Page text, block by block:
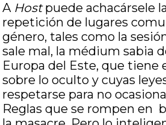
A Hostpuede achacársele
repetición de lugares
género, tales como la
sale mal, la médium sabia
Europa del Este, que
sobre lo oculto y cuyas
respetarse para no
Reglas que se rompen en